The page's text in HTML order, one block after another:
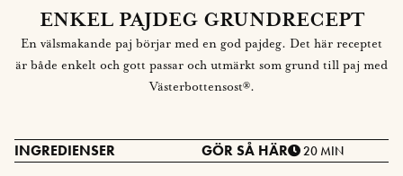
ENKEL PAJDEG GRUNDRECEPT
En välsmakande paj börjar med en god pajdeg. Det här receptet
är både enkelt och gott passar och utmärkt som grund till paj med
Västerbottensost®.
INGREDIENSER GÖR SÅ HÄR 20 MIN